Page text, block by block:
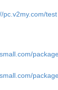
pc.v2my.com/test